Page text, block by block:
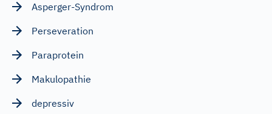
Asperger-Syndrom
Perseveration
Paraprotein
Makulopathie
depressiv